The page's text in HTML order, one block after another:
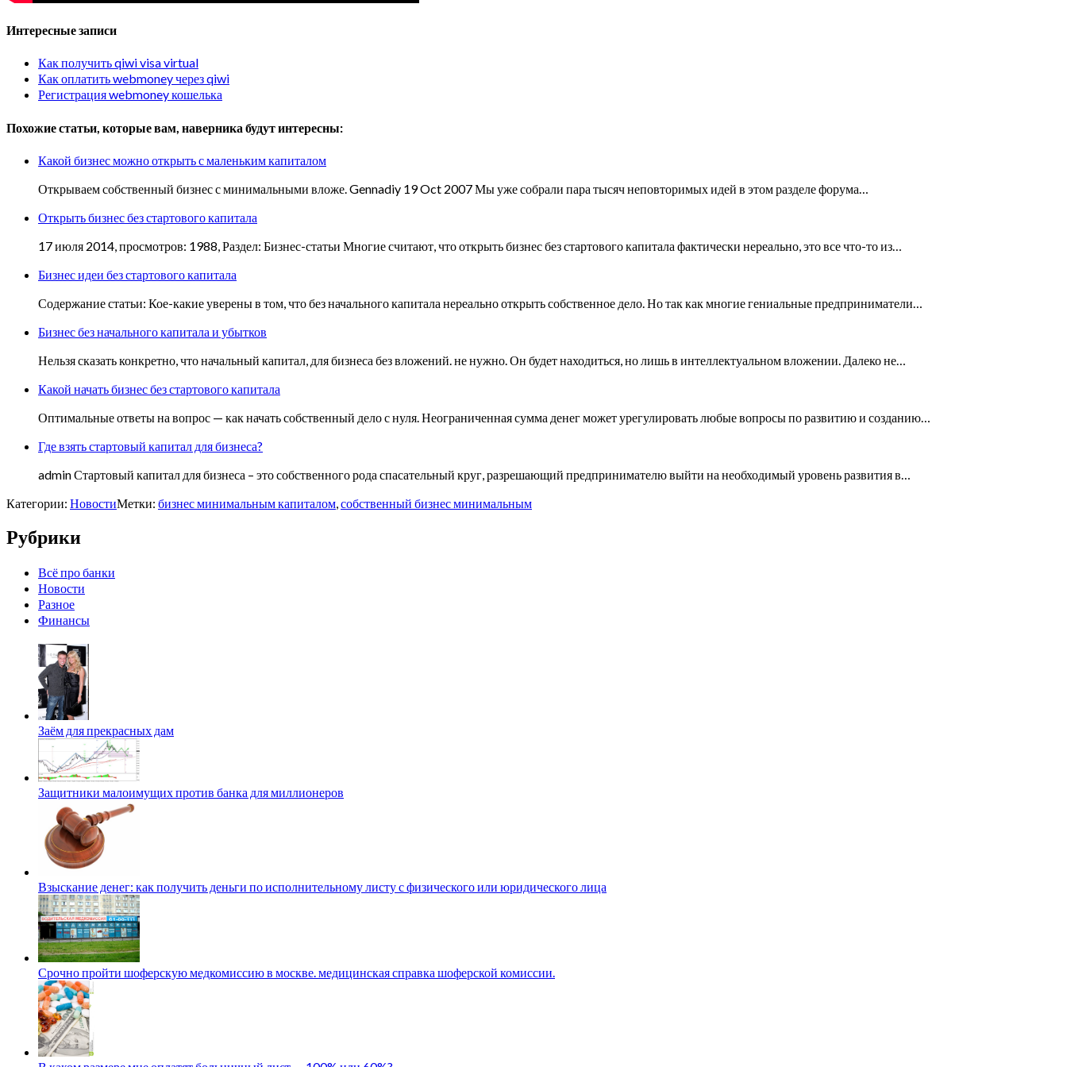
Интересные записи
Как получить qiwi visa virtual
Как оплатить webmoney через qiwi
Регистрация webmoney кошелька
Похожие статьи, которые вам, наверника будут интересны:
Какой бизнес можно открыть с маленьким капиталом
Открываем собственный бизнес с минимальными вложе. Gennadiy 19 Oct 2007 Мы уже собрали пара тысяч неповторимых идей в этом разделе форума…
Открыть бизнес без стартового капитала
17 июля 2014, просмотров: 1988, Раздел: Бизнес-статьи Многие считают, что открыть бизнес без стартового капитала фактически нереально, это все что-то из…
Бизнес идеи без стартового капитала
Содержание статьи: Кое-какие уверены в том, что без начального капитала нереально открыть собственное дело. Но так как многие гениальные предприниматели…
Бизнес без начального капитала и убытков
Нельзя сказать конкретно, что начальный капитал, для бизнеса без вложений. не нужно. Он будет находиться, но лишь в интеллектуальном вложении. Далеко не…
Какой начать бизнес без стартового капитала
Оптимальные ответы на вопрос — как начать собственный дело с нуля. Неограниченная сумма денег может урегулировать любые вопросы по развитию и созданию…
Где взять стартовый капитал для бизнеса?
admin Стартовый капитал для бизнеса – это собственного рода спасательный круг, разрешающий предпринимателю выйти на необходимый уровень развития в…
Категории: НовостиМетки: бизнес минимальным капиталом,собственный бизнес минимальным
Рубрики
Всё про банки
Новости
Разное
Финансы
Заём для прекрасных дам
Защитники малоимущих против банка для миллионеров
Взыскание денег: как получить деньги по исполнительному листу с физического или юридического лица
Срочно пройти шоферскую медкомиссию в москве. медицинская справка шоферской комиссии.